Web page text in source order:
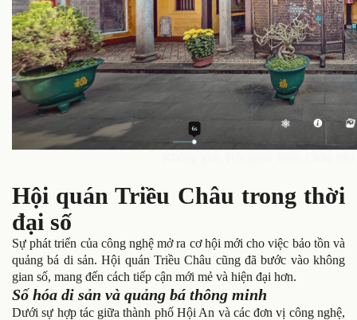
Hội quán Triều Châu trong thời
đại số
Sự phát triển của công nghệ mở ra cơ hội mới cho việc bảo tồn và
quảng bá di sản. Hội quán Triều Châu cũng đã bước vào không
gian số, mang đến cách tiếp cận mới mẻ và hiện đại hơn.
Số hóa di sản và quảng bá thông minh
Dưới sự hợp tác giữa thành phố Hội An và các đơn vị công nghệ,